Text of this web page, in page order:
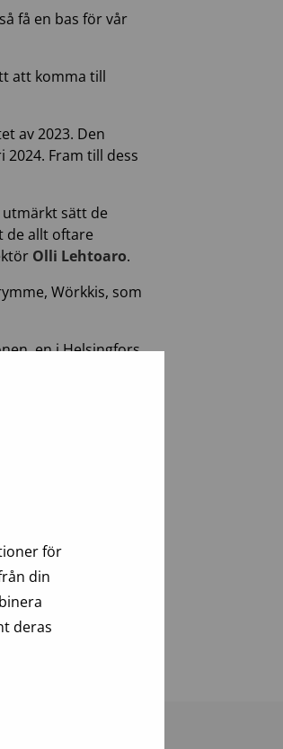
för
din
deras
få en bas för vår
att komma till
av 2023. Den
Fram till dess
utmärkt sätt de
de allt oftare
Olli Lehtoaro.
Wörkkis, som
en i Helsingfors
tjänster som
restauranger,
hotell i fråga
sammanlagda yta